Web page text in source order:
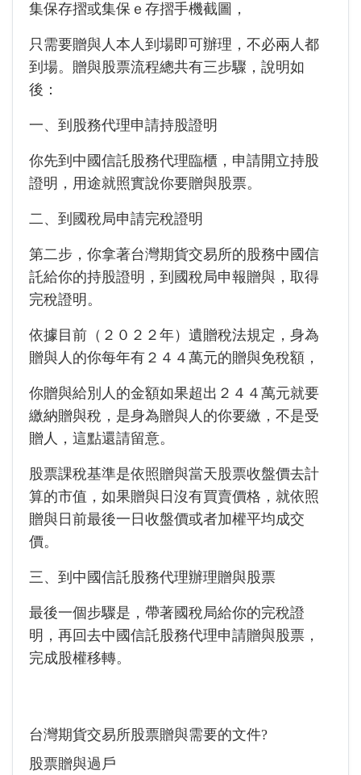
集保存摺或集保ｅ存摺手機截圖，
只需要贈與人本人到場即可辦理，不必兩人都
到場。贈與股票流程總共有三步驟，說明如
後：
一、到股務代理申請持股證明
你先到中國信託股務代理臨櫃，申請開立持股
證明，用途就照實說你要贈與股票。
二、到國稅局申請完稅證明
第二步，你拿著台灣期貨交易所的股務中國信
託給你的持股證明，到國稅局申報贈與，取得
完稅證明。
依據目前（２０２２年）遺贈稅法規定，身為
贈與人的你每年有２４４萬元的贈與免稅額，
你贈與給別人的金額如果超出２４４萬元就要
繳納贈與稅，是身為贈與人的你要繳，不是受
贈人，這點還請留意。
股票課稅基準是依照贈與當天股票收盤價去計
算的市值，如果贈與日沒有買賣價格，就依照
贈與日前最後一日收盤價或者加權平均成交
價。
三、到中國信託股務代理辦理贈與股票
最後一個步驟是，帶著國稅局給你的完稅證
明，再回去中國信託股務代理申請贈與股票，
完成股權移轉。
台灣期貨交易所股票贈與需要的文件?
股票贈與過戶